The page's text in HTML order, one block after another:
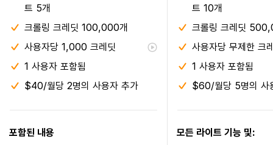
트 5개
크롤링 크레딧 100,000개
사용자당 1,000 크레딧
1 사용자 포함됨
$40/월당 2명의 사용자 추가
트 10개
크롤링 크레딧
사용자당 무제한 크
1 사용자 포함됨
$60/월당 5명의 사
포함된 내용
모든 라이트 기능 및: